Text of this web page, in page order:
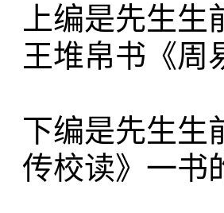
上编是先生
王堆帛书《周
下编是先生生
传校读》一书